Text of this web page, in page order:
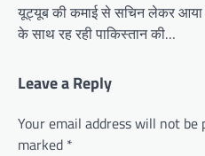
यूट्यूब की कमाई से सचिन लेकर आया
के साथ रह रही पाकिस्तान की…
Leave a Reply
Your email address will not be
marked *